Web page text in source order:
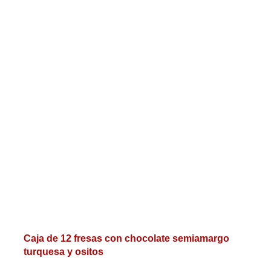
Caja de 12 fresas con chocolate semiamargo
turquesa y ositos